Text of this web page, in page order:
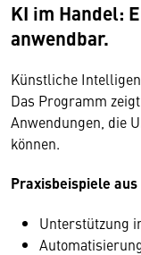
KI im Handel:
anwendbar.
Künstliche
Das Programm
Anwendungen, die
können.
Praxisbeispiele
Unterstützung